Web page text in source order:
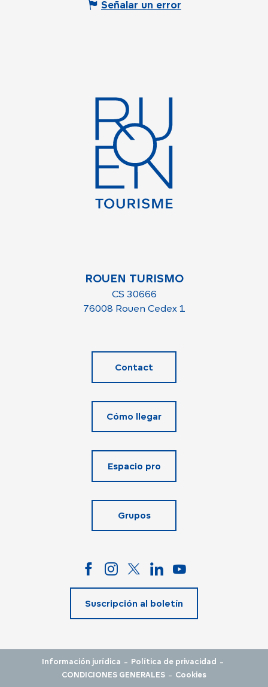
Señalar un error
ROUEN TURISMO
CS 30666
76008 Rouen Cedex 1
Contact
Cómo llegar
Espacio pro
Grupos
Suscripción al boletín
Información jurídica - Política de privacidad -
CONDICIONES GENERALES - Cookies